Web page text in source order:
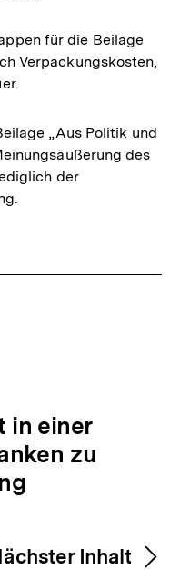
für die Beilage
Verpackungskosten,
„Aus Politik und
des
der
in einer
zu
Inhalt